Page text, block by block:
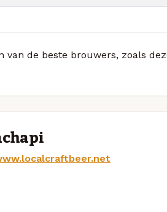
de beste brouwers, zoals